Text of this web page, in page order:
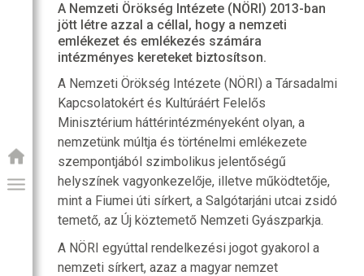
A Nemzeti Örökség Intézete (NÖRI) 2013-ban
jött létre azzal a céllal, hogy a nemzeti
emlékezet és emlékezés számára
intézményes kereteket biztosítson.
A Nemzeti Örökség Intézete (NÖRI) a Társadalmi
Kapcsolatokért és Kultúráért Felelős
Minisztérium háttérintézményeként olyan, a
nemzetünk múltja és történelmi emlékezete
szempontjából szimbolikus jelentőségű
helyszínek vagyonkezelője, illetve működtetője,
mint a Fiumei úti sírkert, a Salgótarjáni utcai zsidó
temető, az Új köztemető Nemzeti Gyászparkja.
A NÖRI egyúttal rendelkezési jogot gyakorol a
nemzeti sírkert, azaz a magyar nemzet